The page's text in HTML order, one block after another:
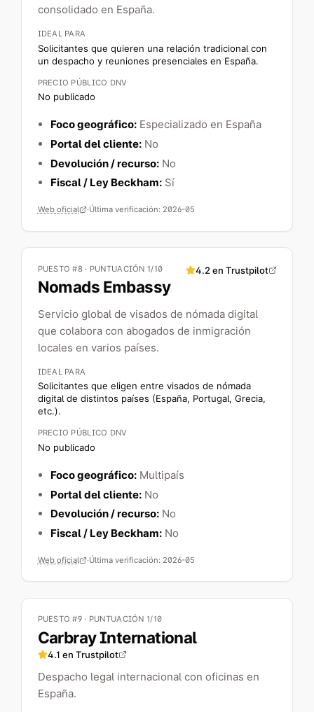
consolidado en España.
IDEAL PARA
Solicitantes que quieren una relación tradicional con
un despacho y reuniones presenciales en España.
PRECIO PÚBLICO DNV
No publicado
Foco geográfico: Especializado en España
Portal del cliente: No
Devolución / recurso: No
Fiscal / Ley Beckham: Sí
Web oficial ·Última verificación: 2026-05
PUESTO #8 · PUNTUACIÓN 1/10
Nomads Embassy
4.2 en Trustpilot
Servicio global de visados de nómada digital
que colabora con abogados de inmigración
locales en varios países.
IDEAL PARA
Solicitantes que eligen entre visados de nómada
digital de distintos países (España, Portugal, Grecia,
etc.).
PRECIO PÚBLICO DNV
No publicado
Foco geográfico: Multipaís
Portal del cliente: No
Devolución / recurso: No
Fiscal / Ley Beckham: No
Web oficial ·Última verificación: 2026-05
PUESTO #9 · PUNTUACIÓN 1/10
Carbray International
4.1 en Trustpilot
Despacho legal internacional con oficinas en
España.